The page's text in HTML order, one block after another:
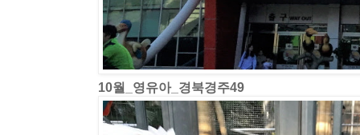
10월_영유아_경북경주49